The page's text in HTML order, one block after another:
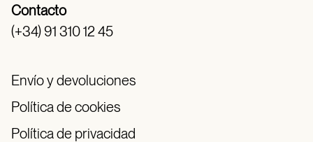
Contacto
(+34) 91 310 12 45
Envío y devoluciones
Política de cookies
Política de privacidad